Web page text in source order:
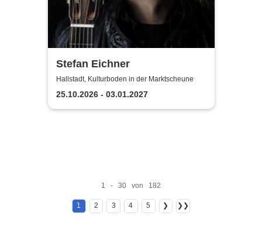
Stefan Eichner
Hallstadt, Kulturboden in der Marktscheune
25.10.2026 - 03.01.2027
1 - 30 von 182
1 2 3 4 5 ❯ ❯❯